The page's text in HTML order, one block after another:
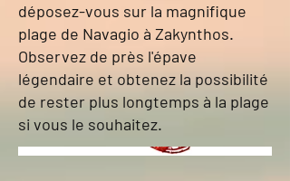
déposez-vous sur la magnifique
plage de Navagio à Zakynthos.
Observez de près l'épave
légendaire et obtenez la possibilité
de rester plus longtemps à la plage
si vous le souhaitez.